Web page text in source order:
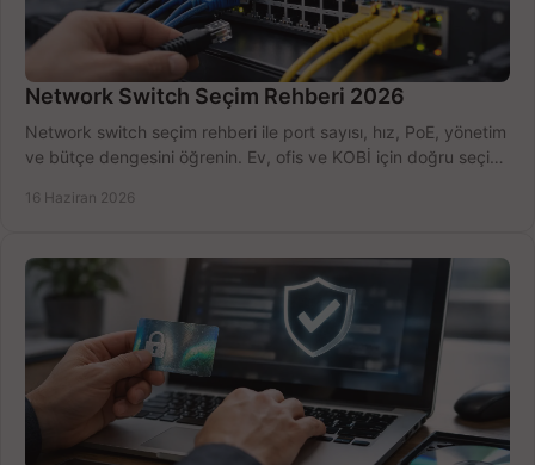
Network Switch Seçim Rehberi 2026
Network switch seçim rehberi ile port sayısı, hız, PoE, yönetim
ve bütçe dengesini öğrenin. Ev, ofis ve KOBİ için doğru seçimi
16 Haziran 2026